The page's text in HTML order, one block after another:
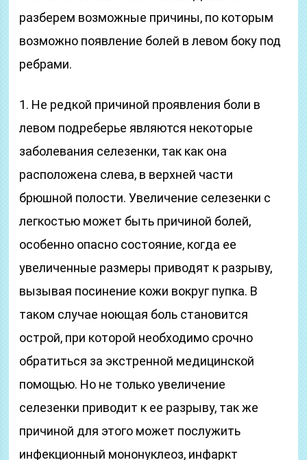
разберем возможные причины, по которым
возможно появление болей в левом боку под
ребрами.
1. Не редкой причиной проявления боли в
левом подреберье являются некоторые
заболевания селезенки, так как она
расположена слева, в верхней части
брюшной полости. Увеличение селезенки с
легкостью может быть причиной болей,
особенно опасно состояние, когда ее
увеличенные размеры приводят к разрыву,
вызывая посинение кожи вокруг пупка. В
таком случае ноющая боль становится
острой, при которой необходимо срочно
обратиться за экстренной медицинской
помощью. Но не только увеличение
селезенки приводит к ее разрыву, так же
причиной для этого может послужить
инфекционный мононуклеоз, инфаркт